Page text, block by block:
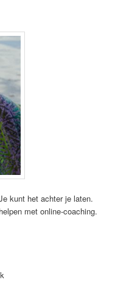
kunt het achter je laten.
met online-coaching.